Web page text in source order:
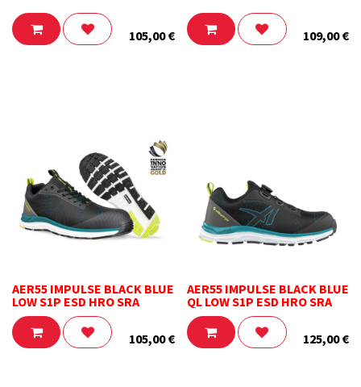
105,00€ 109,00€
AER55 IMPULSE BLACK BLUE
LOW S1P ESD HRO SRA
105,00€
AER55 IMPULSE BLACK BLUE
QL LOW S1P ESD HRO SRA
125,00€